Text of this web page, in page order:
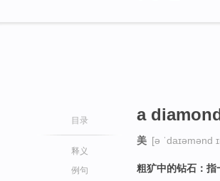
目录
释义
例句
a
美 [ə ˈdaɪəmənd
粗犷中的钻石：指